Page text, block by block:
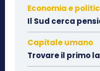
Economia e
Il Sud cerca
Capitale umano
Trovare il primo